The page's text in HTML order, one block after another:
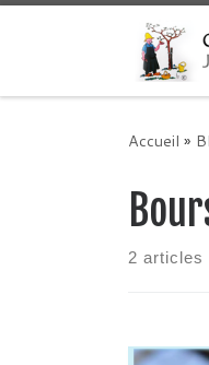
Accueil »
2 articles